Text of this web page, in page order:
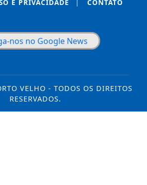
E PRIVACIDADE | CONTATO
VELHO - TODOS OS DIREITOS
RESERVADOS.